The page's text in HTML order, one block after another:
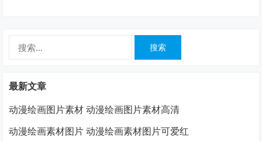
最新文章
动漫绘画图片素材 动漫绘画图片素材高清
动漫绘画素材图片 动漫绘画素材图片可爱红